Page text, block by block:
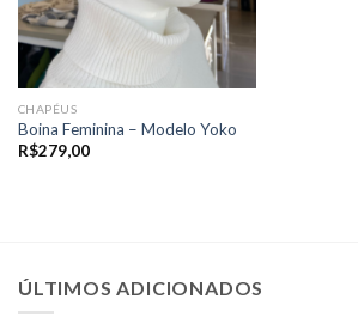
CHAPÉUS
Boina Feminina – Modelo Yoko
R$279,00
ÚLTIMOS ADICIONADOS